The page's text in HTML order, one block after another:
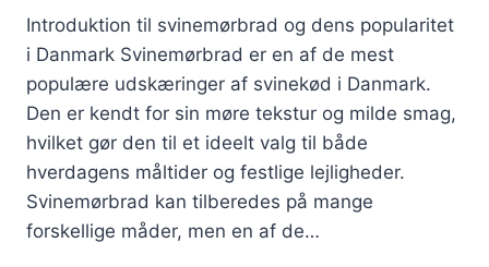
Introduktion til svinemørbrad og dens popularitet
i Danmark Svinemørbrad er en af de mest
populære udskæringer af svinekød i Danmark.
Den er kendt for sin møre tekstur og milde smag,
hvilket gør den til et ideelt valg til både
hverdagens måltider og festlige lejligheder.
Svinemørbrad kan tilberedes på mange
forskellige måder, men en af de…